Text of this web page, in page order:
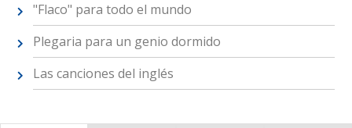
"Flaco" para todo el mundo
Plegaria para un genio dormido
Las canciones del inglés